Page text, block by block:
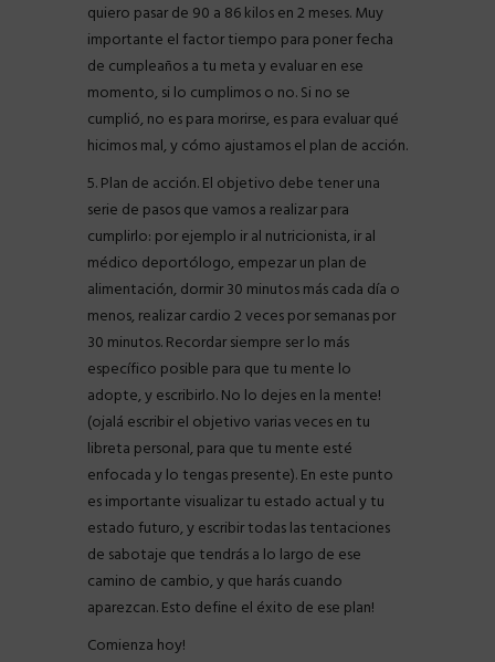
quiero pasar de 90 a 86 kilos en 2 meses. Muy
importante el factor tiempo para poner fecha
de cumpleaños a tu meta y evaluar en ese
momento, si lo cumplimos o no. Si no se
cumplió, no es para morirse, es para evaluar qué
hicimos mal, y cómo ajustamos el plan de acción.
5. Plan de acción. El objetivo debe tener una
serie de pasos que vamos a realizar para
cumplirlo: por ejemplo ir al nutricionista, ir al
médico deportólogo, empezar un plan de
alimentación, dormir 30 minutos más cada día o
menos, realizar cardio 2 veces por semanas por
30 minutos. Recordar siempre ser lo más
específico posible para que tu mente lo
adopte, y escribirlo. No lo dejes en la mente!
(ojalá escribir el objetivo varias veces en tu
libreta personal, para que tu mente esté
enfocada y lo tengas presente). En este punto
es importante visualizar tu estado actual y tu
estado futuro, y escribir todas las tentaciones
de sabotaje que tendrás a lo largo de ese
camino de cambio, y que harás cuando
aparezcan. Esto define el éxito de ese plan!
Comienza hoy!